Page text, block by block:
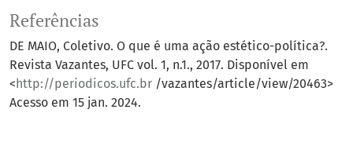
Referências
DE MAIO, Coletivo. O que é uma ação estético-política?.
Revista Vazantes, UFC vol. 1, n.1., 2017. Disponível em
< http://periodicos.ufc.br /vazantes/article/view/20463>
Acesso em 15 jan. 2024.